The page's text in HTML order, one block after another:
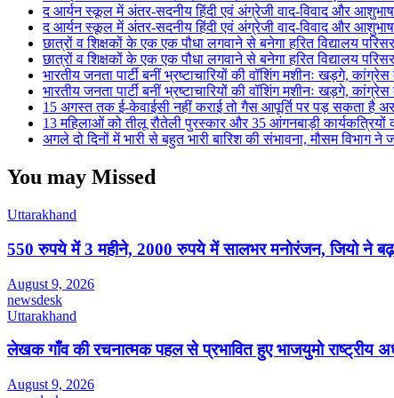
द आर्यन स्कूल में अंतर-सदनीय हिंदी एवं अंग्रेजी वाद-विवाद और
द आर्यन स्कूल में अंतर-सदनीय हिंदी एवं अंग्रेजी वाद-विवाद और
छात्रों व शिक्षकों के एक एक पौधा लगवाने से बनेगा हरित विद्यालय
छात्रों व शिक्षकों के एक एक पौधा लगवाने से बनेगा हरित विद्यालय
भारतीय जनता पार्टी बनीं भ्रष्टाचारियों की वॉशिंग मशीनः खड़गे,
भारतीय जनता पार्टी बनीं भ्रष्टाचारियों की वॉशिंग मशीनः खड़गे,
15 अगस्त तक ई-केवाईसी नहीं कराई तो गैस आपूर्ति पर पड़ सकता है
13 महिलाओं को तीलू रौतेली पुरस्कार और 35 आंगनबाड़ी कार्यकत्रियों
अगले दो दिनों में भारी से बहुत भारी बारिश की संभावना, मौसम विभाग
You may Missed
Uttarakhand
550 रुपये में 3 महीने, 2000 रुपये में सालभर मनोरंजन, जियो ने
August 9, 2026
newsdesk
Uttarakhand
लेखक गाँव की रचनात्मक पहल से प्रभावित हुए भाजयुमो राष्ट्रीय
August 9, 2026